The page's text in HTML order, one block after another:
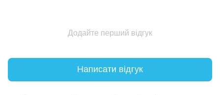
Додайте перший відгук
Написати відгук